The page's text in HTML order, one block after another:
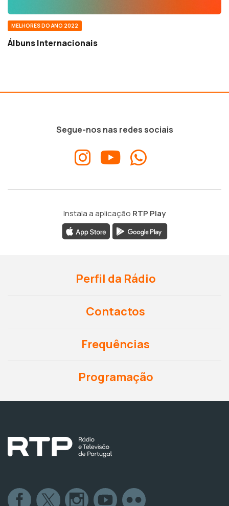
MELHORES DO ANO 2022
Álbuns Internacionais
Segue-nos nas redes sociais
Instala a aplicação RTP Play
Perfil da Rádio
Contactos
Frequências
Programação